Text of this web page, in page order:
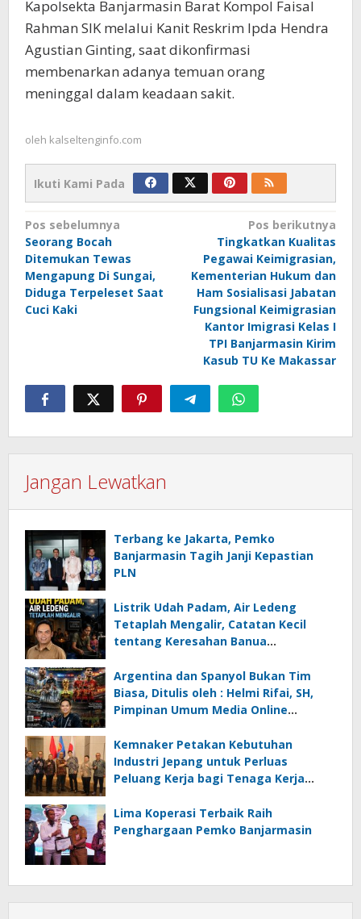
Kapolsekta Banjarmasin Barat Kompol Faisal
Rahman SIK melalui Kanit Reskrim Ipda Hendra
Agustian Ginting, saat dikonfirmasi
membenarkan adanya temuan orang
meninggal dalam keadaan sakit.
oleh kalseltenginfo.com
Ikuti Kami Pada
Navigasi
pos
Pos sebelumnya
Seorang Bocah
Ditemukan Tewas
Mengapung Di Sungai,
Diduga Terpeleset Saat
Cuci Kaki
Pos berikutnya
Tingkatkan Kualitas
Pegawai Keimigrasian,
Kementerian Hukum dan
Ham Sosialisasi Jabatan
Fungsional Keimigrasian
Kantor Imigrasi Kelas I
TPI Banjarmasin Kirim
Kasub TU Ke Makassar
Jangan Lewatkan
Terbang ke Jakarta, Pemko
Banjarmasin Tagih Janji Kepastian
PLN
Listrik Udah Padam, Air Ledeng
Tetaplah Mengalir, Catatan Kecil
tentang Keresahan Banua
Ancaman Lingkungan, Oleh : Helmi
Rifai, SH
Argentina dan Spanyol Bukan Tim
Biasa, Ditulis oleh : Helmi Rifai, SH,
Pimpinan Umum Media Online
Kemnaker Petakan Kebutuhan
Industri Jepang untuk Perluas
Peluang Kerja bagi Tenaga Kerja
Lima Koperasi Terbaik Raih
Penghargaan Pemko Banjarmasin